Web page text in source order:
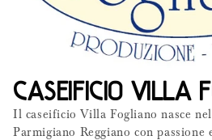
CASEIFICIO VILLA
Il caseificio Villa Fogliano nasce
Parmigiano Reggiano con passione